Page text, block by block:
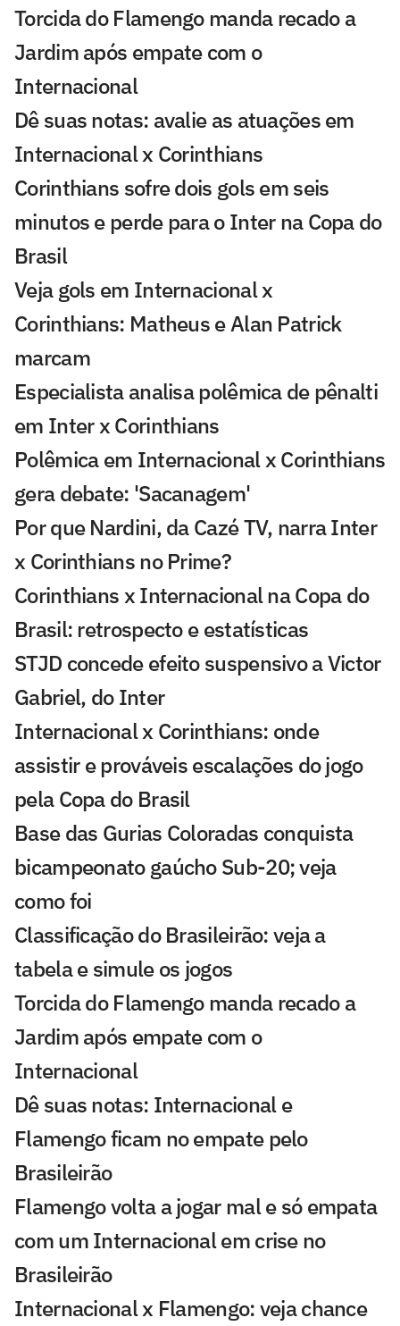
Torcida do Flamengo manda recado a
Jardim após empate com o
Internacional
Dê suas notas: avalie as atuações em
Internacional x Corinthians
Corinthians sofre dois gols em seis
minutos e perde para o Inter na Copa do
Brasil
Veja gols em Internacional x
Corinthians: Matheus e Alan Patrick
marcam
Especialista analisa polêmica de pênalti
em Inter x Corinthians
Polêmica em Internacional x Corinthians
gera debate: 'Sacanagem'
Por que Nardini, da Cazé TV, narra Inter
x Corinthians no Prime?
Corinthians x Internacional na Copa do
Brasil: retrospecto e estatísticas
STJD concede efeito suspensivo a Victor
Gabriel, do Inter
Internacional x Corinthians: onde
assistir e prováveis escalações do jogo
pela Copa do Brasil
Base das Gurias Coloradas conquista
bicampeonato gaúcho Sub-20; veja
como foi
Classificação do Brasileirão: veja a
tabela e simule os jogos
Torcida do Flamengo manda recado a
Jardim após empate com o
Internacional
Dê suas notas: Internacional e
Flamengo ficam no empate pelo
Brasileirão
Flamengo volta a jogar mal e só empata
com um Internacional em crise no
Brasileirão
Internacional x Flamengo: veja chance